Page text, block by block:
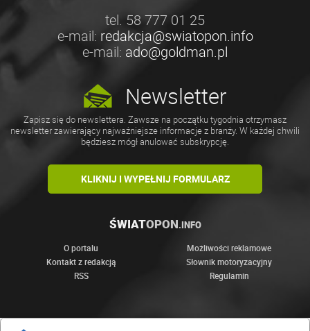
tel. 58 777 01 25
e-mail: redakcja@swiatopon.info
e-mail: ado@goldman.pl
Newsletter
Zapisz się do newslettera. Zawsze na początku tygodnia otrzymasz
newsletter zawierający najważniejsze informacje z branży. W każdej chwili
będziesz mógł anulować subskrypcję.
KLIKNIJ I WYPEŁNIJ FORMULARZ
ŚWIATOPON.INFO
O portalu
Możliwości reklamowe
Kontakt z redakcją
Słownik motoryzacyjny
RSS
Regulamin